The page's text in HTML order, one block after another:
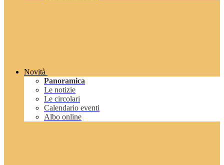
Novità
Panoramica
Le notizie
Le circolari
Calendario eventi
Albo online